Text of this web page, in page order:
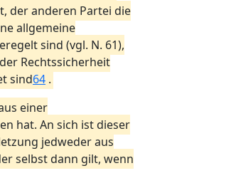
der anderen Partei die
allgemeine
sind (vgl. N. 61),
Rechtssicherheit
sind64 .
einer
hat. An sich ist dieser
jedweder aus
selbst dann gilt, wenn